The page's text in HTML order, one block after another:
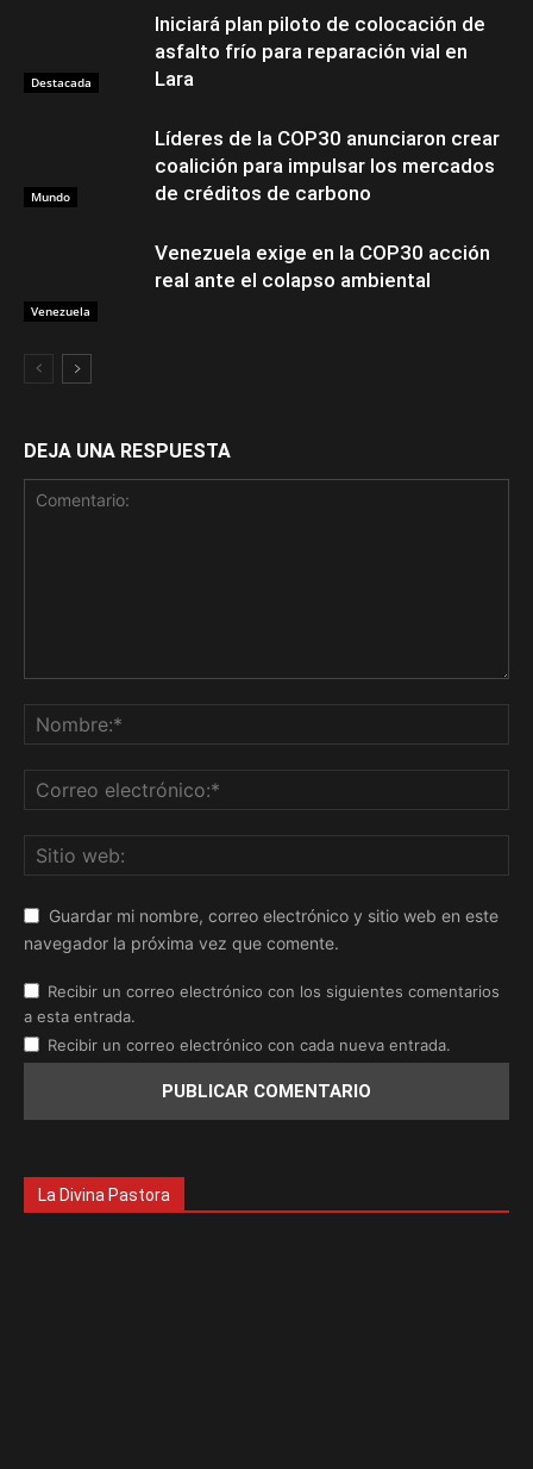
Destacada
Iniciará plan piloto de colocación de
asfalto frío para reparación vial en
Lara
Mundo
Líderes de la COP30 anunciaron crear
coalición para impulsar los mercados
de créditos de carbono
Venezuela
Venezuela exige en la COP30 acción
real ante el colapso ambiental
DEJA UNA RESPUESTA
Guardar mi nombre, correo electrónico y sitio web en este
navegador la próxima vez que comente.
Recibir un correo electrónico con los siguientes comentarios
a esta entrada.
Recibir un correo electrónico con cada nueva entrada.
La Divina Pastora